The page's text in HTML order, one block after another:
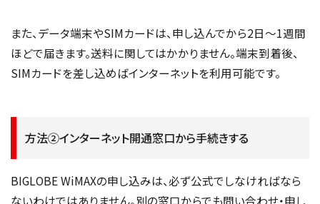
また、データ端末やSIMカードは、申し込んでから2日〜1週間
ほどで届きます。送料に関してはかかりません。端末到着後、
SIMカードを差し込めばインターネットを利用可能です。
方法②インターネット開通窓口から手続きする
BIGLOBE WiMAXの申し込みは、必ず公式でしなければなら
ないわけではありません。別の窓口からでも問い合わせ・申し